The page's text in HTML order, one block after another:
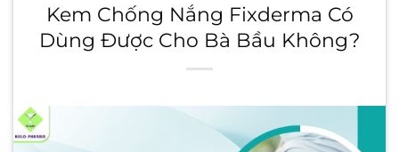
Kem Chống Nắng Fixderma Có
Dùng Được Cho Bà Bầu Không?